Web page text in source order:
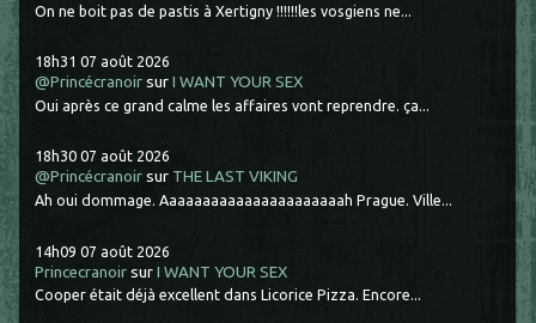
On ne boit pas de pastis à Xertigny !!!!!!les vosgiens ne...
18h31 07 août 2026
@Princécranoir surI WANT YOUR SEX
Oui après ce grand calme les affaires vont reprendre. ça...
18h30 07 août 2026
@Princécranoir sur THE LAST VIKING
Ah oui dommage. Aaaaaaaaaaaaaaaaaaaaaah Prague. Ville...
14h09 07 août 2026
Princecranoir surI WANT YOUR SEX
Cooper était déjà excellent dans Licorice Pizza. Encore...